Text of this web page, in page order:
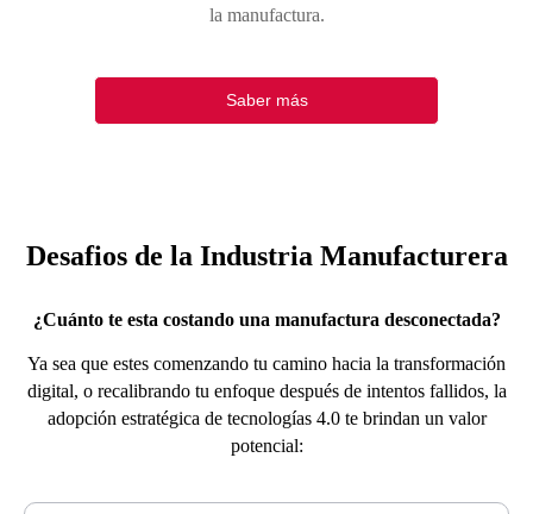
la manufactura.
Saber más
Desafios de la Industria Manufacturera
¿Cuánto te esta costando una manufactura desconectada?
Ya sea que estes comenzando tu camino hacia la transformación
digital, o recalibrando tu enfoque después de intentos fallidos, la
adopción estratégica de tecnologías 4.0 te brindan un valor
potencial: